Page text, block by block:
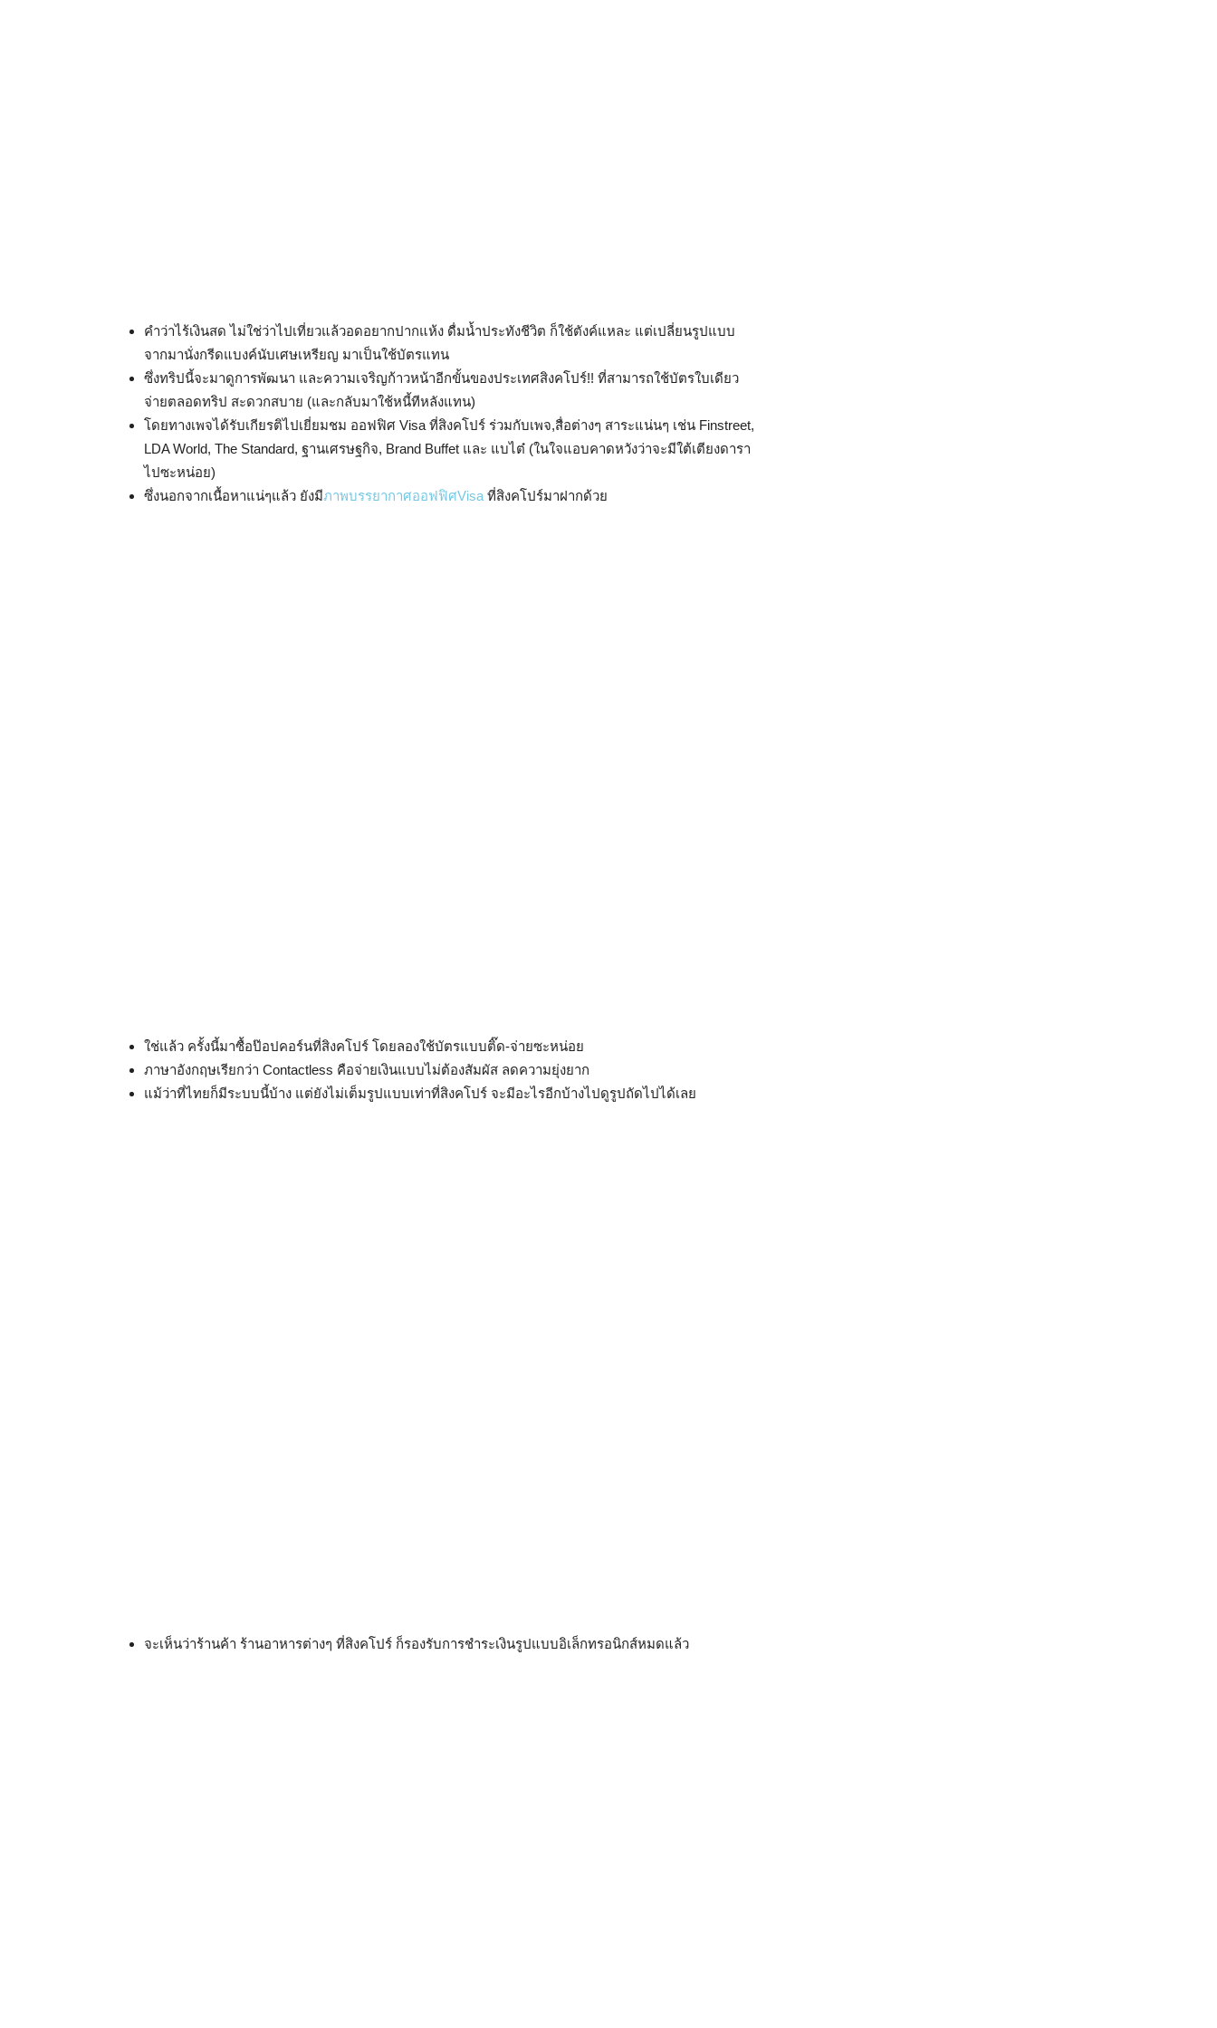
คำว่าไร้เงินสด ไม่ใช่ว่าไปเที่ยวแล้วอดอยากปากแห้ง ดื่มน้ำประทังชีวิต ก็ใช้ตังค์แหละ แต่เปลี่ยนรูปแบบ
จากมานั่งกรีดแบงค์นับเศษเหรียญ มาเป็นใช้บัตรแทน
ซึ่งทริปนี้จะมาดูการพัฒนา และความเจริญก้าวหน้าอีกขั้นของประเทศสิงคโปร์!! ที่สามารถใช้บัตรใบเดียว
จ่ายตลอดทริป สะดวกสบาย (และกลับมาใช้หนี้ทีหลังแทน)
โดยทางเพจได้รับเกียรติไปเยี่ยมชม ออฟฟิศ Visa ที่สิงคโปร์ ร่วมกับเพจ,สื่อต่างๆ สาระแน่นๆ เช่น Finstreet,
LDA World, The Standard, ฐานเศรษฐกิจ, Brand Buffet และ แบไต๋ (ในใจแอบคาดหวังว่าจะมีใต้เตียงดารา
ไปซะหน่อย)
ซึ่งนอกจากเนื้อหาแน่ๆแล้ว ยังมีภาพบรรยากาศออฟฟิศVisa ที่สิงคโปร์มาฝากด้วย
ใช่แล้ว ครั้งนี้มาซื้อป๊อปคอร์นที่สิงคโปร์ โดยลองใช้บัตรแบบติ๊ด-จ่ายซะหน่อย
ภาษาอังกฤษเรียกว่า Contactless คือจ่ายเงินแบบไม่ต้องสัมผัส ลดความยุ่งยาก
แม้ว่าที่ไทยก็มีระบบนี้บ้าง แต่ยังไม่เต็มรูปแบบเท่าที่สิงคโปร์ จะมีอะไรอีกบ้างไปดูรูปถัดไปได้เลย
จะเห็นว่าร้านค้า ร้านอาหารต่างๆ ที่สิงคโปร์ ก็รองรับการชำระเงินรูปแบบอิเล็กทรอนิกส์หมดแล้ว